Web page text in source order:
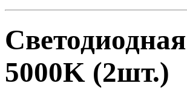
5000K (2шт.)